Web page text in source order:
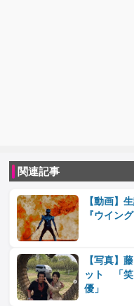
関連記事
【動画】
『ウイン
【写真】
ット 「笑
優」